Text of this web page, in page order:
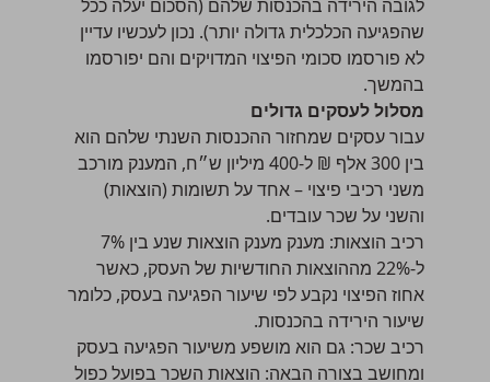
לגובה הירידה בהכנסות שלהם (הסכום יעלה ככל
שהפגיעה הכלכלית גדולה יותר). נכון לעכשיו עדיין
לא פורסמו סכומי הפיצוי המדויקים והם יפורסמו
בהמשך.
מסלול לעסקים גדולים
עבור עסקים שמחזור ההכנסות השנתי שלהם הוא
בין 300 אלף ₪ ל-400 מיליון ש״ח, המענק מורכב
משני רכיבי פיצוי – אחד על תשומות (הוצאות)
והשני על שכר עובדים.
רכיב הוצאות: מענק מענק הוצאות שנע בין 7%
ל-22% מההוצאות החודשיות של העסק, כאשר
אחוז הפיצוי נקבע לפי שיעור הפגיעה בעסק, כלומר
שיעור הירידה בהכנסות.
רכיב שכר: גם הוא מושפע משיעור הפגיעה בעסק
ומחושב בצורה הבאה: הוצאות השכר בפועל כפול